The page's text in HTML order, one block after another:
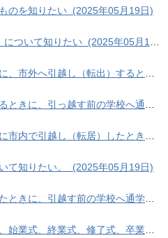
のを知りたい (2025年05月19日)
ついて知りたい (2025年05月19日)
出）するときの、手続きを知りたい (2025年05月19日)
ら引越し（転入）したとき引っ越す前の学校へ通学できるか知りたい（区域外就学） (2025年05月19日)
居）したときの手続きを知りたい (2025年05月19日)
て知りたい。 (2025年05月19日)
また、その他の事情により小中学校の就学指定を変更できますか。 (2025年05月19日)
修了式、卒業式の日程が知りたい (2025年05月19日)